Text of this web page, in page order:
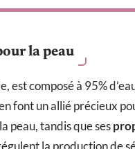
la peau
est composé à 95%
font un allié précieux
peau, tandis que ses
la production de